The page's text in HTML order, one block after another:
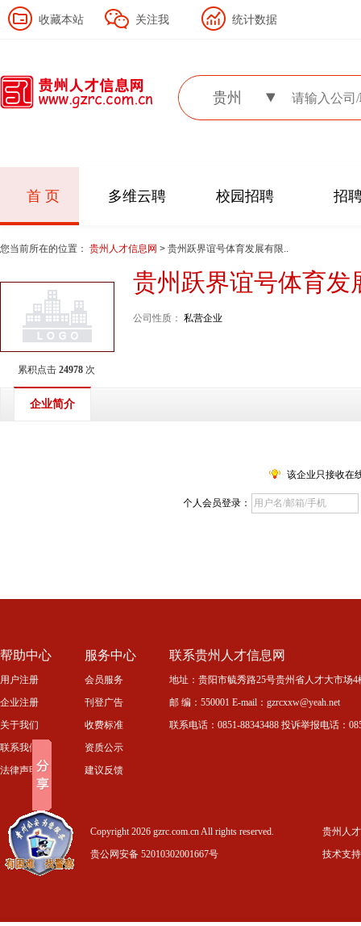
收藏本站 关注我 统计数据
贵州
首 页 多维云聘 校园招聘 招
您当前所在的位置： 贵州人才信息网 > 贵州跃界谊号体育发展有限..
累积点击 24978 次
贵州跃界谊号体育发
公司性质： 私营企业
企业简介
该企业只接收在
个人会员登录：
帮助中心
用户注册
企业注册
关于我们
联系我们
法律声明
服务中心
会员服务
刊登广告
收费标准
资质公示
建议反馈
联系贵州人才信息网
地址：贵阳市毓秀路25号贵州省人才大市场
邮 编：550001 E-mail：gzrcxxw@yeah.net
联系电话：0851-88343488 投诉举报电话：
Copyright 2026 gzrc.com.cn All rights reserved.
贵公网安备 52010302001667号
贵州人
技术支